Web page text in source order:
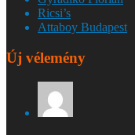
Ricsi’s
Attaboy Budapest
Új vélemény